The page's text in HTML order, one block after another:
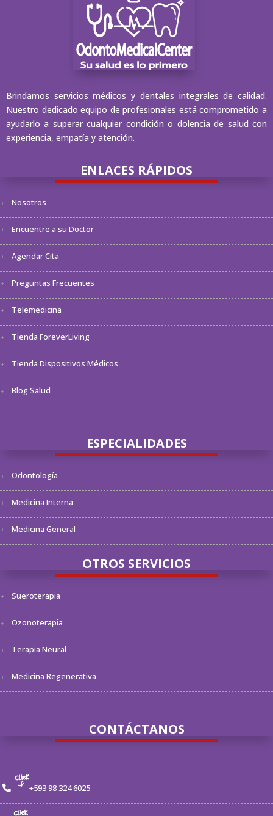
Brindamos servicios médicos y dentales integrales de calidad.
Nuestro dedicado equipo de profesionales está comprometido a
ayudarlo a superar cualquier condición o dolencia de salud con
experiencia, empatía y atención.
ENLACES RÁPIDOS
Nosotros
Encuentre a su Doctor
Agendar Cita
Preguntas Frecuentes
Telemedicina
Tienda ForeverLiving
Tienda Dispositivos Médicos
Blog Salud
ESPECIALIDADES
Odontología
Medicina Interna
Medicina General
OTROS SERVICIOS
Sueroterapia
Ozonoterapia
Terapia Neural
Medicina Regenerativa
CONTÁCTANOS
+593 98 324 6025